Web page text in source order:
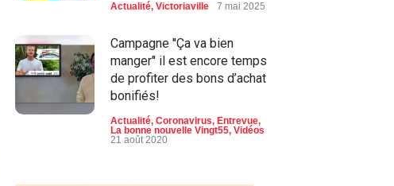
Actualité, Victoriaville 7 mai 2025
Campagne ''Ça va bien
manger'' il est encore temps
de profiter des bons d’achat
bonifiés!
Actualité, Coronavirus, Entrevue,
La bonne nouvelle Vingt55, Vidéos
21 août 2020